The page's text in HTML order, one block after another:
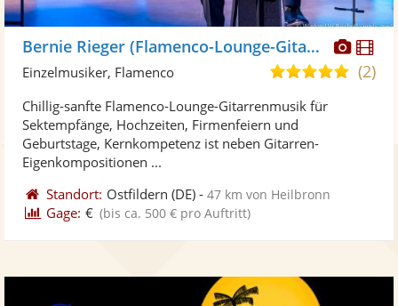
Bernie Rieger (Flamenco-Lounge-Gitarre)
5,0(2)
Einzelmusiker, Flamenco
Chillig-sanfte Flamenco-Lounge-Gitarrenmusik für
Sektempfänge, Hochzeiten, Firmenfeiern und
Geburtstage, Kernkompetenz ist neben Gitarren-
Eigenkompositionen ...
Standort: Ostfildern (DE) -47 km von Heilbronn
Gage: € (bis ca. 500 € pro Auftritt)